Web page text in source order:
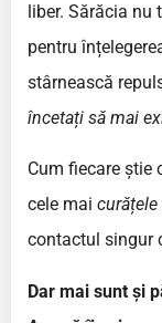
liber. Sărăcia nu
pentru
stârnească
încetați să mai
Cum fiecare știe
cele mai curățele
contactul singur
Dar mai sunt și